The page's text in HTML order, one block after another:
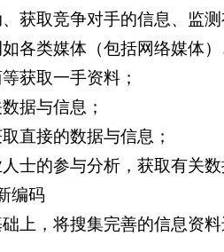
获取竞争对手的信息、监
各类媒体（包括网络媒体
获取一手资料；
据与信息；
直接的数据与信息；
士的参与分析，获取有关
编码
上，将搜集完善的信息资